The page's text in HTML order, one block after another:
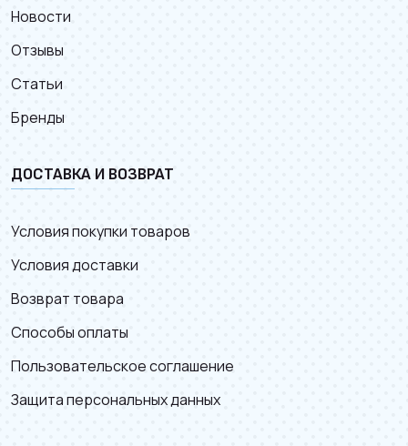
Новости
Отзывы
Статьи
Бренды
ДОСТАВКА И ВОЗВРАТ
Условия покупки товаров
Условия доставки
Возврат товара
Способы оплаты
Пользовательское соглашение
Защита персональных данных